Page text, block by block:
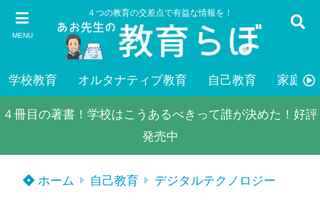
MENU
４つの教育の交差点で有益な情報を！
学校教育 オルタナティブ教育 自己教育 家庭教
４冊目の著書！学校はこうあるべきって誰が決めた！好評
発売中
ホーム 自己教育 デジタルテクノロジー